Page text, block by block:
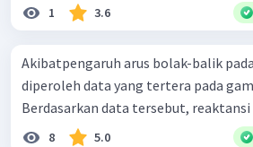
1 3.6
Akibatpengaruh arus bolak-balik
diperoleh data yang tertera pada
Berdasarkan data tersebut, reaktansi
8 5.0